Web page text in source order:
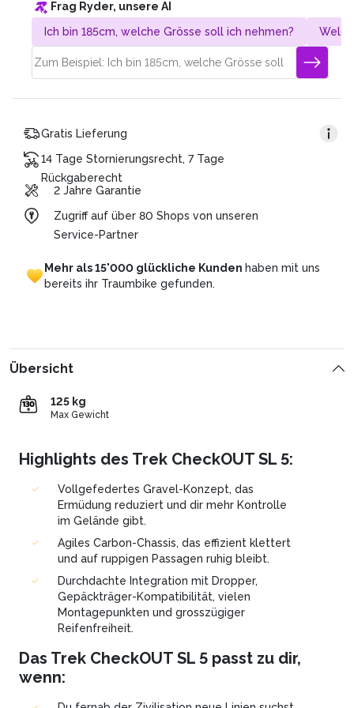
Gesamtpreis: CHF 4’320.
Dauer des Plans: 36 Monate
Monatsrate: CHF 120 (4’320/36)
Frag Ryder, unsere AI
Ich bin 185cm, welche Grösse soll ich nehmen?
Gratis Lieferung
14 Tage Stornierungsrecht, 7 Tage
Rückgaberecht
2 Jahre Garantie
Zugriff auf über 80 Shops von unseren
Service-Partner
Mehr als15'000 glückliche Kunden haben mit uns
bereits ihr Traumbike gefunden.
Übersicht
125 kg
Max Gewicht
Highlights des Trek CheckOUT SL 5:
Vollgefedertes Gravel-Konzept, das
Ermüdung reduziert und dir mehr Kontrolle
im Gelände gibt.
Agiles Carbon-Chassis, das effizient klettert
und auf ruppigen Passagen ruhig bleibt.
Durchdachte Integration mit Dropper,
Gepäckträger-Kompatibilität, vielen
Montagepunkten und grosszügiger
Reifenfreiheit.
Das Trek CheckOUT SL 5 passt zu dir,
wenn: